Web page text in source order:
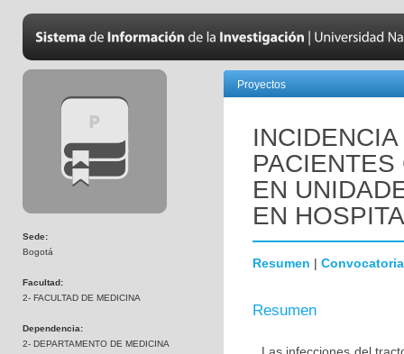
Sede:
Bogotá
Facultad:
2- FACULTAD DE MEDICINA
Dependencia:
2- DEPARTAMENTO DE MEDICINA
Proyectos
EN
EN
Resumen | Convocatoria
Resumen